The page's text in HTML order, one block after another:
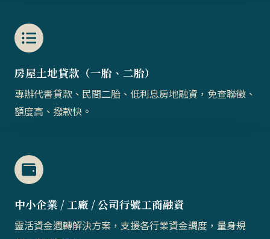
房屋土地貸款（一胎、二胎）​​
專辦代書貸款、民間二胎、低利息房地融資，免查聯徵、
額度高、撥款快。
中小企業 / 工廠 / 公司行號工商融資
靈活資金週轉解決方案，支援各行業資金調度，量身規